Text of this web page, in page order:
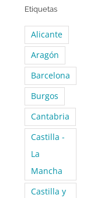
Etiquetas
Alicante
Aragón
Barcelona
Burgos
Cantabria
Castilla -
La
Mancha
Castilla y